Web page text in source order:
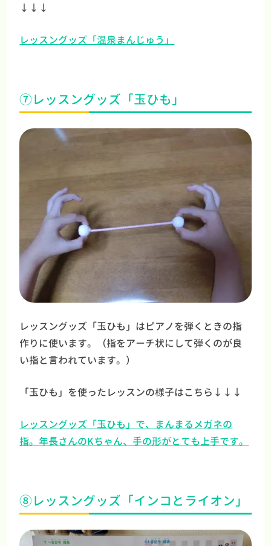
↓↓↓
レッスングッズ「温泉まんじゅう」
⑦レッスングッズ「玉ひも」
レッスングッズ「玉ひも」はピアノを弾くときの指
作りに使います。（指をアーチ状にして弾くのが良
い指と言われています。）
「玉ひも」を使ったレッスンの様子はこちら↓↓↓
レッスングッズ「玉ひも」で、まんまるメガネの
指。年長さんのKちゃん、手の形がとても上手です。
⑧レッスングッズ「インコとライオン」